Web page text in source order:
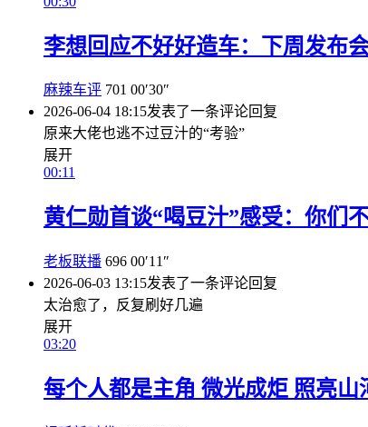
李想回应不好好造车：下周发布
麻辣车评 701 00′30″
2026-06-04 18:15发表了一条评论回复
原来大佬也逃不过豆汁的“考验”
展开
00:11
黄仁勋首谈“喝豆汁”感受：你们
老板联播 696 00′11″
2026-06-03 13:15发表了一条评论回复
太治愈了，反复刷好几遍
展开
03:20
每个人都是主角 微光成炬 照亮山